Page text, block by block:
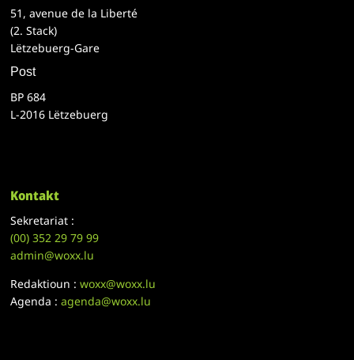
51, avenue de la Liberté
(2. Stack)
Lëtzebuerg-Gare
Post
BP 684
L-2016 Lëtzebuerg
Kontakt
Sekretariat :
(00)352 29 79 99
admin@woxx.lu
Redaktioun :woxx@woxx.lu
Agenda :agenda@woxx.lu